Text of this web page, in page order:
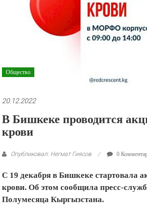
Общество
20.12.2022
В Бишкеке проводится
крови
Опубликовал: Негмат Гиясов 0
С 19 декабря в Бишкеке стартовала
крови. Об этом сообщила пресс-
Полумесяца Кыргызстана.